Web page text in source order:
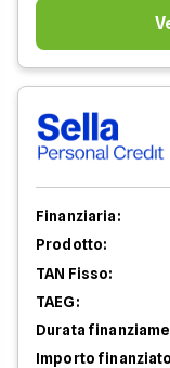
Finanziaria:
Prodotto:
TAN Fisso:
TAEG:
Durata
Importo